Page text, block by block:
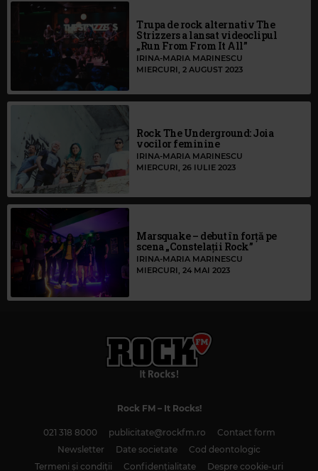
Trupa de rock alternativ The
Strizzers a lansat videoclipul
„Run From From It All”
IRINA-MARIA MARINESCU
MIERCURI, 2 AUGUST 2023
Rock The Underground: Joia
vocilor feminine
IRINA-MARIA MARINESCU
MIERCURI, 26 IULIE 2023
Marsquake – debut în forță pe
scena „Constelații Rock”
IRINA-MARIA MARINESCU
MIERCURI, 24 MAI 2023
Rock FM– It Rocks!
021 318 8000 publicitate@rockfm.ro
Contact form
Newsletter
Date societate
Cod deontologic
Termeni și condiții
Confidențialitate Despre cookie-uri